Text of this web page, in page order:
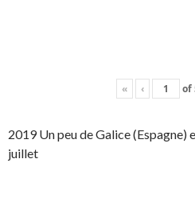
« ‹ of
2019 Un peu de Galice (Espagne)
juillet